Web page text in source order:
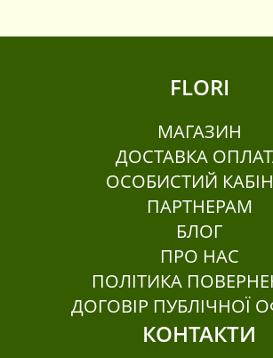
FLORI
МАГАЗИН
ДОСТАВКА
ОСОБИСТИЙ
ПАРТНЕРАМ
БЛОГ
ПРО НАС
ПОЛІТИКА
ДОГОВІР ПУБЛІЧНОЇ
КОНТАКТИ